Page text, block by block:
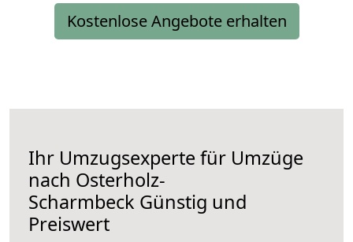
Kostenlose Angebote erhalten
Ihr Umzugsexperte für Umzüge
nach Osterholz-
Scharmbeck Günstig und
Preiswert